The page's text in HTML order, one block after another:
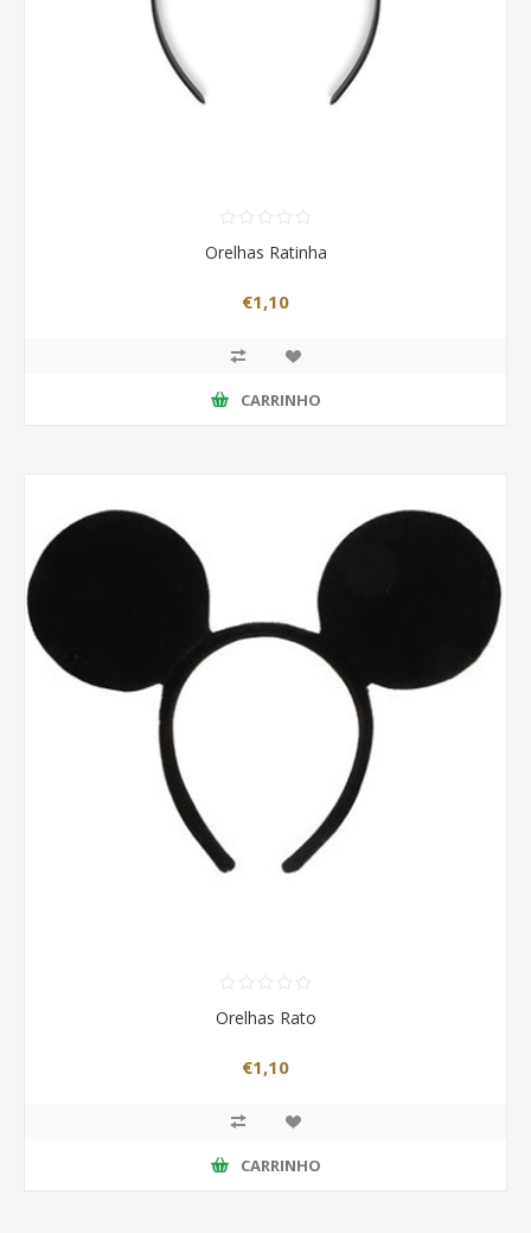
Orelhas Ratinha
€1,10
CARRINHO
Orelhas Rato
€1,10
CARRINHO